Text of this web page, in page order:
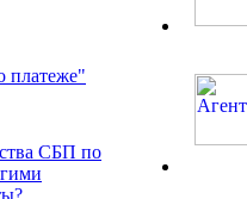
платеже"
СБП по